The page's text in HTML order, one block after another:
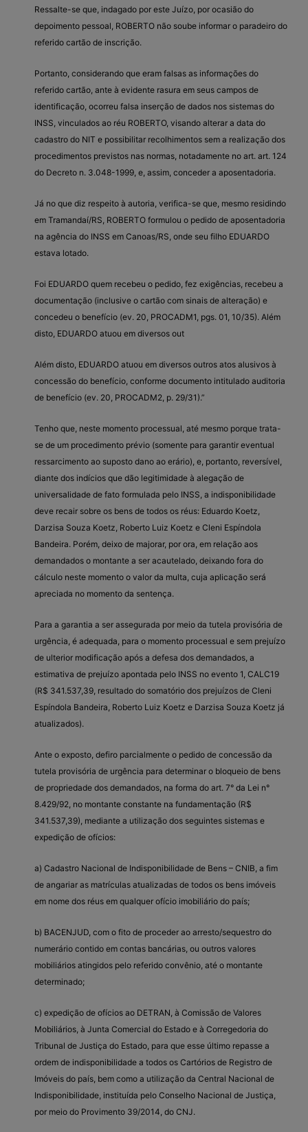
Ressalte-se que, indagado por este Juízo, por ocasião do
depoimento pessoal, ROBERTO não soube informar o paradeiro do
referido cartão de inscrição.
Portanto, considerando que eram falsas as informações do
referido cartão, ante à evidente rasura em seus campos de
identificação, ocorreu falsa inserção de dados nos sistemas do
INSS, vinculados ao réu ROBERTO, visando alterar a data do
cadastro do NIT e possibilitar recolhimentos sem a realização dos
procedimentos previstos nas normas, notadamente no art. art. 124
do Decreto n. 3.048-1999, e, assim, conceder a aposentadoria.
Já no que diz respeito à autoria, verifica-se que, mesmo residindo
em Tramandaí/RS, ROBERTO formulou o pedido de aposentadoria
na agência do INSS em Canoas/RS, onde seu filho EDUARDO
estava lotado.
Foi EDUARDO quem recebeu o pedido, fez exigências, recebeu a
documentação (inclusive o cartão com sinais de alteração) e
concedeu o benefício (ev. 20, PROCADM1, pgs. 01, 10/35). Além
disto, EDUARDO atuou em diversos out
Além disto, EDUARDO atuou em diversos outros atos alusivos à
concessão do benefício, conforme documento intitulado auditoria
de benefício (ev. 20, PROCADM2, p. 29/31).”
Tenho que, neste momento processual, até mesmo porque trata-
se de um procedimento prévio (somente para garantir eventual
ressarcimento ao suposto dano ao erário), e, portanto, reversível,
diante dos indícios que dão legitimidade à alegação de
universalidade de fato formulada pelo INSS, a indisponibilidade
deve recair sobre os bens de todos os réus: Eduardo Koetz,
Darzisa Souza Koetz, Roberto Luiz Koetz e Cleni Espíndola
Bandeira. Porém, deixo de majorar, por ora, em relação aos
demandados o montante a ser acautelado, deixando fora do
cálculo neste momento o valor da multa, cuja aplicação será
apreciada no momento da sentença.
Para a garantia a ser assegurada por meio da tutela provisória de
urgência, é adequada, para o momento processual e sem prejuízo
de ulterior modificação após a defesa dos demandados, a
estimativa de prejuízo apontada pelo INSS no evento 1, CALC19
(R$ 341.537,39, resultado do somatório dos prejuízos de Cleni
Espíndola Bandeira, Roberto Luiz Koetz e Darzisa Souza Koetz já
atualizados).
Ante o exposto, defiro parcialmente o pedido de concessão da
tutela provisória de urgência para determinar o bloqueio de bens
de propriedade dos demandados, na forma do art. 7° da Lei n°
8.429/92, no montante constante na fundamentação (R$
341.537,39), mediante a utilização dos seguintes sistemas e
expedição de ofícios:
a) Cadastro Nacional de Indisponibilidade de Bens – CNIB, a fim
de angariar as matrículas atualizadas de todos os bens imóveis
em nome dos réus em qualquer ofício imobiliário do país;
b) BACENJUD, com o fito de proceder ao arresto/sequestro do
numerário contido em contas bancárias, ou outros valores
mobiliários atingidos pelo referido convênio, até o montante
determinado;
c) expedição de ofícios ao DETRAN, à Comissão de Valores
Mobiliários, à Junta Comercial do Estado e à Corregedoria do
Tribunal de Justiça do Estado, para que esse último repasse a
ordem de indisponibilidade a todos os Cartórios de Registro de
Imóveis do país, bem como a utilização da Central Nacional de
Indisponibilidade, instituída pelo Conselho Nacional de Justiça,
por meio do Provimento 39/2014, do CNJ.